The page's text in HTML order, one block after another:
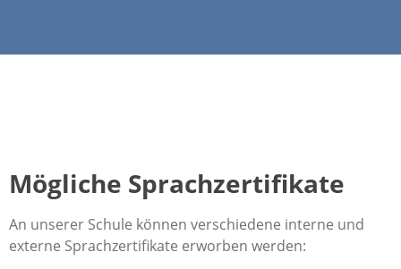
Mögliche Sprachzertifikate
An unserer Schule können verschiedene interne und
externe Sprachzertifikate erworben werden: